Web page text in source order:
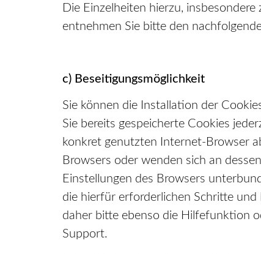
Die Einzelheiten hierzu,
entnehmen Sie bitte den
c) Beseitigungsmöglichkeit
Sie können die Installation der
Sie bereits gespeicherte Cookies
konkret genutzten Internet-Browser
Browsers oder wenden sich an
Einstellungen des Browsers
die hierfür erforderlichen Schritte
daher bitte ebenso die Hilfefunktion
Support.